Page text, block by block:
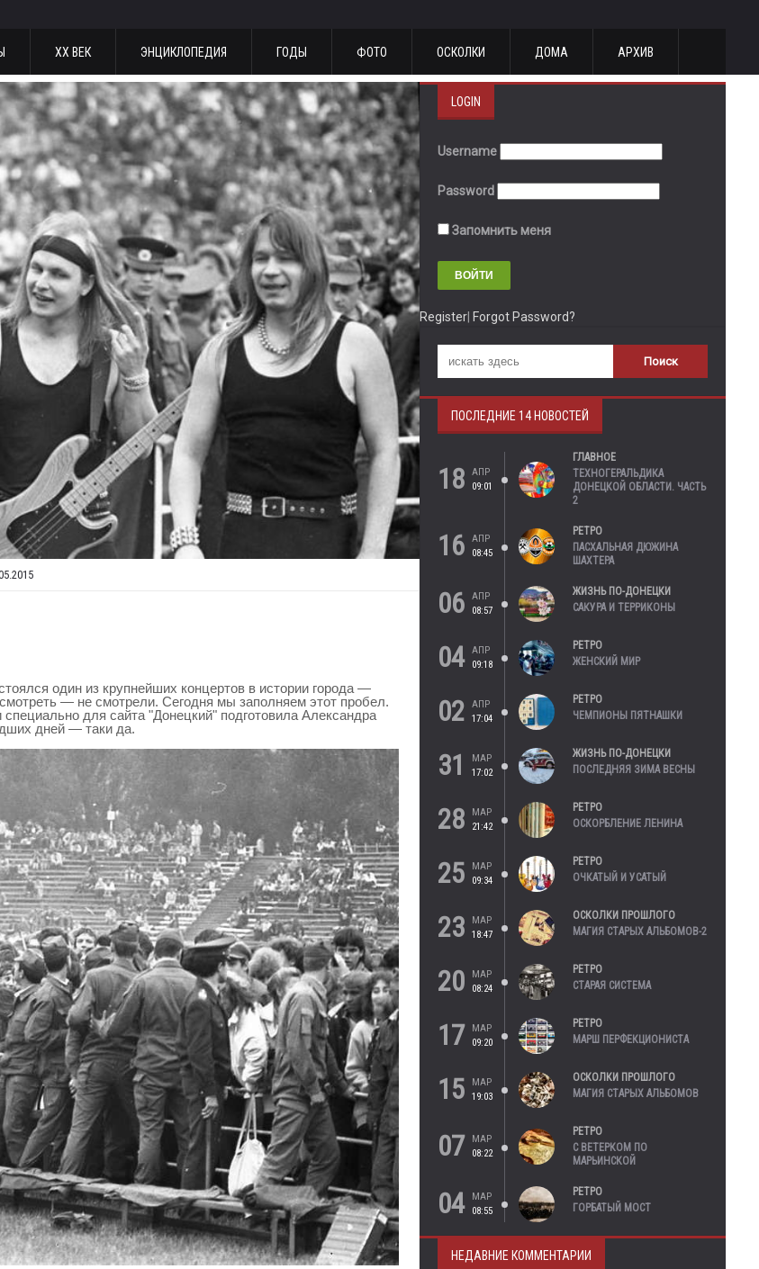
ХХ ВЕК ЭНЦИКЛОПЕДИЯ ГОДЫ ФОТО ОСКОЛКИ ДОМА АРХИВ
один из крупнейших концертов в истории города —
— не смотрели. Сегодня мы заполняем этот пробел.
для сайта "Донецкий" подготовила Александра
дней — таки да.
LOGIN
Username
Password
Запомнить меня
Register Forgot Password?
ПОСЛЕДНИЕ 14 НОВОСТЕЙ
18
АПР
09:01
ГЛАВНОЕ
ТЕХНОГЕРАЛЬДИКА
ДОНЕЦКОЙ ОБЛАСТИ. ЧАСТЬ
2
16
АПР
08:45
РЕТРО
ПАСХАЛЬНАЯ ДЮЖИНА
ШАХТЕРА
06
АПР
08:57
ЖИЗНЬ ПО-ДОНЕЦКИ
САКУРА И ТЕРРИКОНЫ
04
АПР
09:18
РЕТРО
ЖЕНСКИЙ МИР
02
АПР
17:04
РЕТРО
ЧЕМПИОНЫ ПЯТНАШКИ
31
МАР
17:02
ЖИЗНЬ ПО-ДОНЕЦКИ
ПОСЛЕДНЯЯ ЗИМА ВЕСНЫ
28
МАР
21:42
РЕТРО
ОСКОРБЛЕНИЕ ЛЕНИНА
25
МАР
09:34
РЕТРО
ОЧКАТЫЙ И УСАТЫЙ
23
МАР
18:47
ОСКОЛКИ ПРОШЛОГО
МАГИЯ СТАРЫХ АЛЬБОМОВ-2
20
МАР
08:24
РЕТРО
СТАРАЯ СИСТЕМА
17
МАР
09:20
РЕТРО
МАРШ ПЕРФЕКЦИОНИСТА
15
МАР
19:03
ОСКОЛКИ ПРОШЛОГО
МАГИЯ СТАРЫХ АЛЬБОМОВ
07
МАР
08:22
РЕТРО
С ВЕТЕРКОМ ПО
МАРЬИНСКОЙ
04
МАР
08:55
РЕТРО
ГОРБАТЫЙ МОСТ
НЕДАВНИЕ КОММЕНТАРИИ